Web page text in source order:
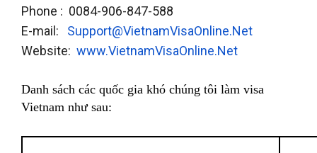
Phone : 0084-906-847-588
E-mail:
Support@VietnamVisaOnline.Net
Website: www.VietnamVisaOnline.Net
Danh sách các quốc gia khó chúng tôi làm visa
Vietnam như sau: